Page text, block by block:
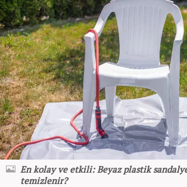
En kolay ve etkili: Beyaz plastik
temizlenir?